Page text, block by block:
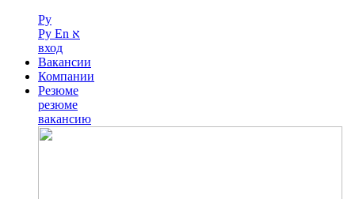
Ру
Ру En א
вход
Вакансии
Компании
Резюме
резюме
вакансию